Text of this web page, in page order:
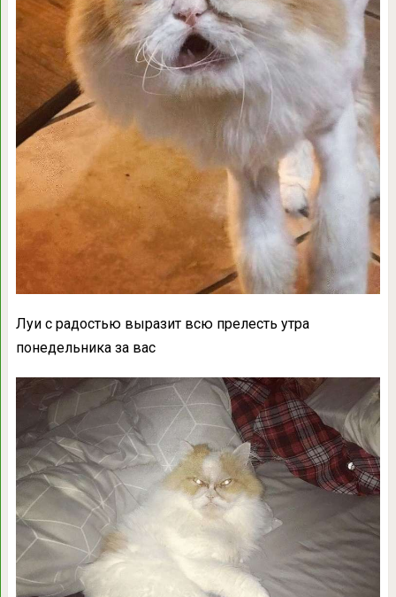
Луи с радостью выразит всю прелесть утра
понедельника за вас